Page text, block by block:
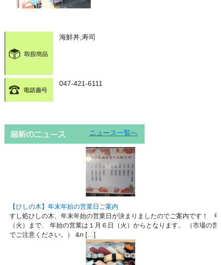
海鮮丼,寿司
047-421-6111
ニュース一覧へ
【ひしの木】年末年始の営業日ご案内
すし処ひしの木、年末年始の営業日が決まりましたのでご案内です！
（火）まで、 年始の営業は１月６日（火）からとなります。 （市場の
でご注意ください。） &n […]